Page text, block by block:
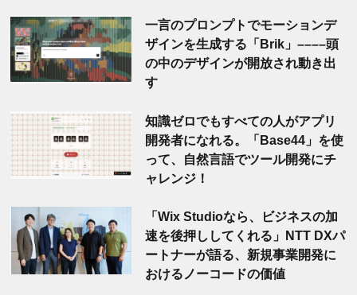
一言のプロンプトでモーションデ
ザインを生成する「Brik」––––頭
の中のデザインが開放され動き出
す
知識ゼロでもすべての人がアプリ
開発者になれる。「Base44」を使
って、自然言語でツール開発にチ
ャレンジ！
「Wix Studioなら、ビジネスの加
速を後押ししてくれる」NTT DXパ
ートナーが語る、新規事業開発に
おけるノーコードの価値